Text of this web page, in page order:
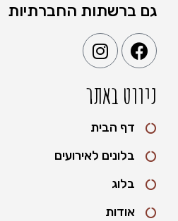
גם ברשתות החברתיות
ניווט באתר
דף הבית
בלונים לאירועים
בלוג
אודות